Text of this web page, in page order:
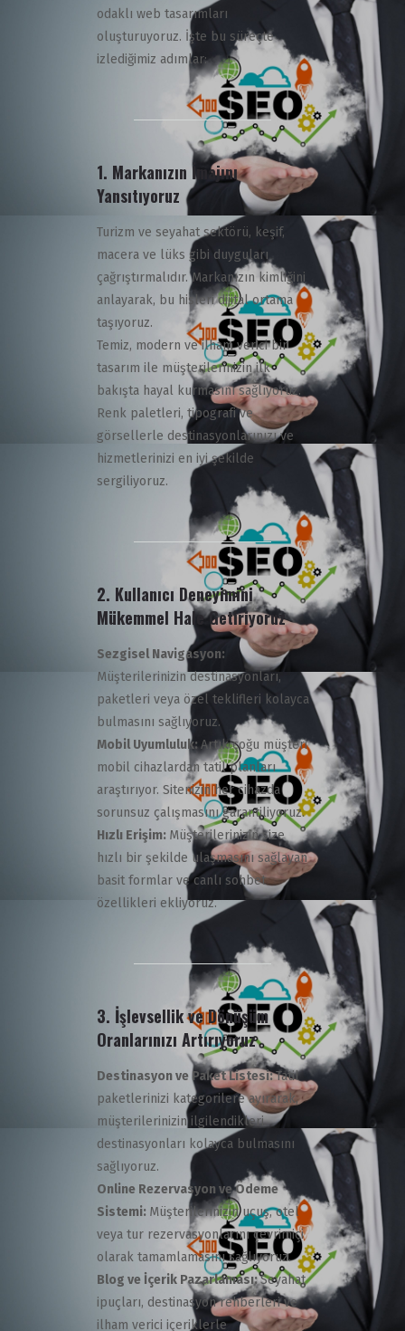
odaklı web tasarımları
oluşturuyoruz. İşte bu süreçte
izlediğimiz adımlar:
1. Markanızın İmajını
Yansıtıyoruz
Turizm ve seyahat sektörü, keşif,
macera ve lüks gibi duyguları
çağrıştırmalıdır. Markanızın kimliğini
anlayarak, bu hisleri dijital ortama
taşıyoruz.
Temiz, modern ve ilham verici bir
tasarım ile müşterilerinizin ilk
bakışta hayal kurmasını sağlıyoruz.
Renk paletleri, tipografi ve
görsellerle destinasyonlarınızı ve
hizmetlerinizi en iyi şekilde
sergiliyoruz.
2. Kullanıcı Deneyimini
Mükemmel Hale Getiriyoruz
Sezgisel Navigasyon:
Müşterilerinizin destinasyonları,
paketleri veya özel teklifleri kolayca
bulmasını sağlıyoruz.
Mobil Uyumluluk:Artık çoğu müşteri
mobil cihazlardan tatil planları
araştırıyor. Sitenizin her cihazda
sorunsuz çalışmasını garantiliyoruz.
Hızlı Erişim: Müşterilerinizin size
hızlı bir şekilde ulaşmasını sağlayan
basit formlar ve canlı sohbet
özellikleri ekliyoruz.
3. İşlevsellik ve Dönüşüm
Oranlarınızı Artırıyoruz
Destinasyon ve Paket Listesi:Tatil
paketlerinizi kategorilere ayırarak,
müşterilerinizin ilgilendikleri
destinasyonları kolayca bulmasını
sağlıyoruz.
Online Rezervasyon ve Ödeme
Sistemi: Müşterilerinizin uçuş, otel
veya tur rezervasyonlarını çevrimiçi
olarak tamamlamasını sağlıyoruz.
Blog ve İçerik Pazarlaması:Seyahat
ipuçları, destinasyon rehberleri ve
ilham verici içeriklerle